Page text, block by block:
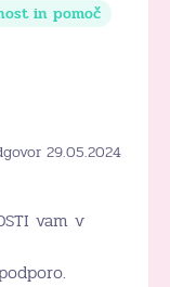
in pomoč
29.05.2024
vam v